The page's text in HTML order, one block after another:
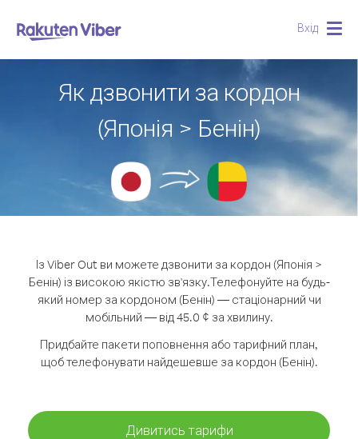
Вхід
Як дзвонити за кордон
(Японія > Бенін)
Із Viber Out ви можете дзвонити за кордон (Японія >
Бенін) із високою якістю зв'язку.Телефонуйте на будь-
який номер за кордоном (Бенін) — стаціонарний чи
мобільний — від 45.0 ¢ за хвилину.
Придбайте пакети поповнення або тарифний план,
щоб телефонувати найдешевше за кордон (Бенін).
Дивитись тарифи